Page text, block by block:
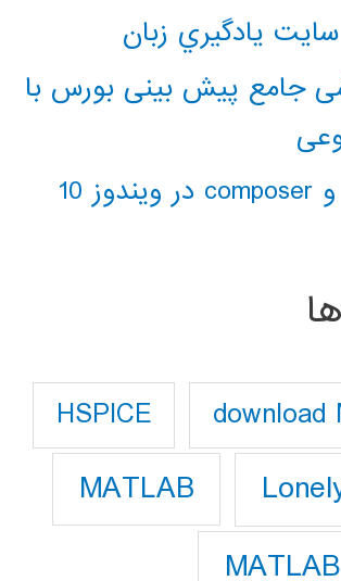
يادگيري زبان
جامع پیش بینی بورس با
download
HSPICE
MATLAB